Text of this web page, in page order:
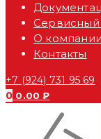
Сервисный
О компании
Контакты
+7 (924) 731 95 69
0 0.00₽